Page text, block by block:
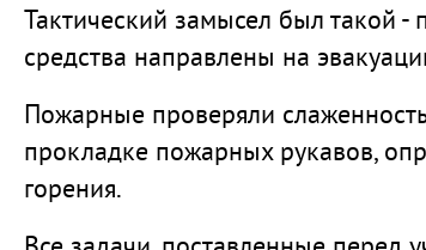
Тактический замысел был такой
средства направлены на
Пожарные проверяли
прокладке пожарных рукавов,
горения.